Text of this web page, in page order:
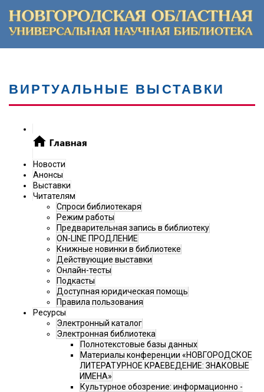
ВИРТУАЛЬНЫЕ ВЫСТАВКИ
Новости
Анонсы
Выставки
Читателям
Спроси библиотекаря
Режим работы
Предварительная запись в библиотеку
ON-LINE ПРОДЛЕНИЕ
Книжные новинки в библиотеке
Действующие выставки
Онлайн-тесты
Подкасты
Доступная юридическая помощь
Правила пользования
Ресурсы
Электронный каталог
Электронная библиотека
Полнотекстовые базы данных
Материалы конференции «НОВГОРОДСКОЕ
ЛИТЕРАТУРНОЕ КРАЕВЕДЕНИЕ: ЗНАКОВЫЕ
ИМЕНА»
Культурное обозрение: информационно -